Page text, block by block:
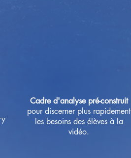
Cadre d'analyse pré-construit
pour discerner plus rapidement
les besoins des élèves à la
vidéo.